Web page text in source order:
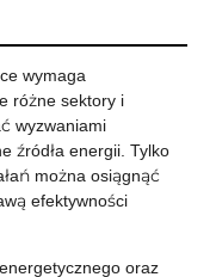
wymaga
różne sektory i
wyzwaniami
źródła energii. Tylko
można osiągnąć
efektywności
oraz